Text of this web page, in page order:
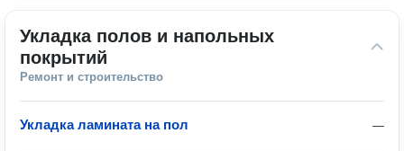
Укладка полов и напольных
покрытий
Ремонт и строительство
—
Укладка ламината на пол